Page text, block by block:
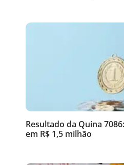
Resultado da Quina
em R$ 1,5 milhão